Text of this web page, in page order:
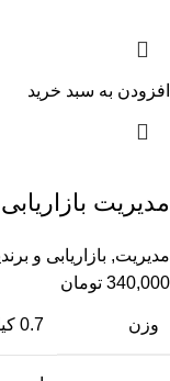
افزودن به سبد خرید
مدیریت
مدیریت, بازاریابی و
340,000 تومان
وزن 0.7 کیلوگرم